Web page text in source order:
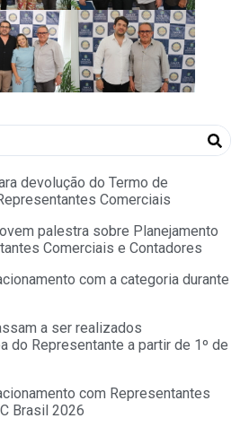
devolução do Termo de
Comerciais
palestra sobre Planejamento
Comerciais e Contadores
com a categoria durante
a ser realizados
do Representante a partir de 1º de
com Representantes
Brasil 2026